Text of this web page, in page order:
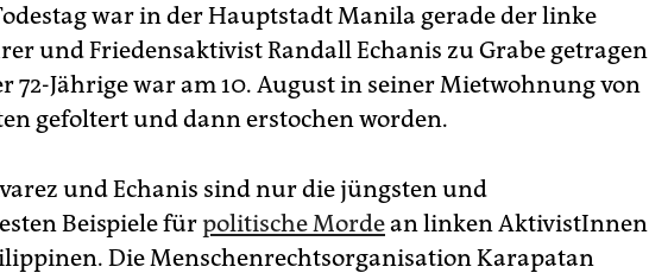
war in der Hauptstadt Manila gerade der linke
und Friedensaktivist Randall Echanis zu Grabe getragen
72-Jährige war am 10. August in seiner Mietwohnung von
gefoltert und dann erstochen worden.
und Echanis sind nur die jüngsten und
Beispiele für politische Mordean linken AktivistInnen
Die Menschenrechtsorganisation Karapatan